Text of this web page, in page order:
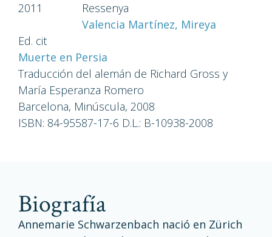
2011
Ressenya
Valencia Martínez, Mireya
Ed. cit
Muerte en Persia
Traducción del alemán de Richard Gross y
María Esperanza Romero
Barcelona, Minúscula, 2008
ISBN: 84-95587-17-6 D.L.: B-10938-2008
biografía
Annemarie Schwarzenbach nació en Zürich